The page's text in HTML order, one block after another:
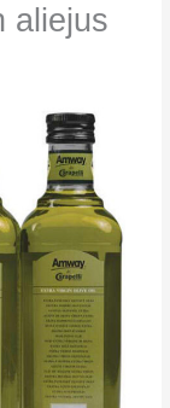
aliejus